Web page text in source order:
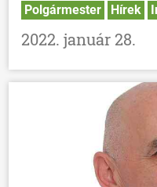
Polgármester Hírek
2022. január 28.